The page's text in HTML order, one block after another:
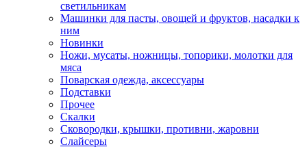
светильникам
Машинки для пасты, овощей и фруктов, насадки к
ним
Новинки
Ножи, мусаты, ножницы, топорики, молотки для
мяса
Поварская одежда, аксессуары
Подставки
Прочее
Скалки
Сковородки, крышки, противни, жаровни
Слайсеры